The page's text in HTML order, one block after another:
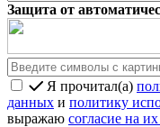
Защита от
Я прочитал(а)
данных и политику
выражаю согласие на